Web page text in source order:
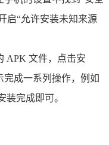
启“允许安装未知来源
APK 文件，点击安
成一系列操作，例如
装完成即可。